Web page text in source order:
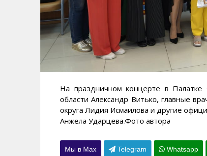
На праздничном концерте в Палатке
области Александр Витько, главные
округа Лидия Исмаилова и другие
Анжела Ударцева.Фото автора
Мы в Max Telegram Whatsapp